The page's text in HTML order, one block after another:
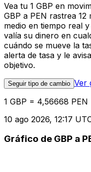
Vea tu 1 GBP en
GBP a PEN rastrea 12
medio en tiempo real
valía su dinero en
cuándo se mueve la
alerta de tasa y le
objetivo.
Seguir tipo de cambio Ver
1 GBP = 4,56668 PEN
10 ago 2026, 12:17
Gráfico de GBP a